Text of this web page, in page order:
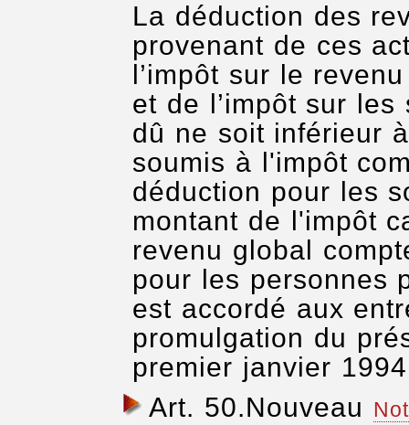
La déduction des
provenant de ces
l’impôt sur le
et de l’impôt sur
dû ne soit inférieur
soumis à l'impôt
déduction pour les
montant de l'impôt
revenu global
pour les personnes
est accordé aux
promulgation du
premier janvier
Art. 50.Nouveau